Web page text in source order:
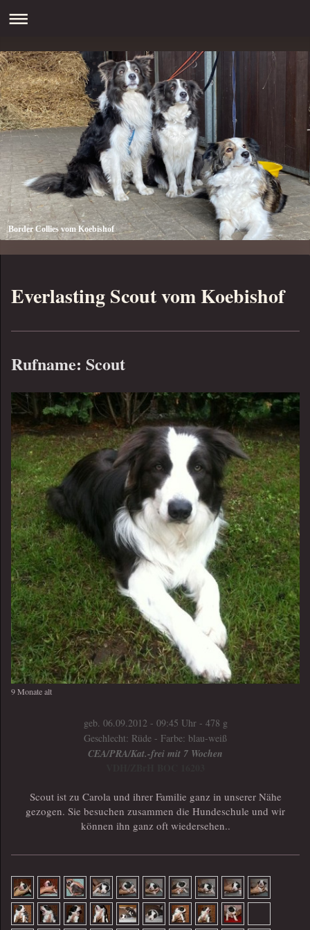
Border Collies vom Koebishof
Everlasting Scout vom Koebishof
Rufname: Scout
9 Monate alt
geb. 06.09.2012 - 09:45 Uhr - 478 g
Geschlecht: Rüde - Farbe: blau-weiß
CEA/PRA/Kat.-frei mit 7 Wochen
Scout ist zu Carola und ihrer Familie ganz in unserer Nähe
gezogen. Sie besuchen zusammen die Hundeschule und wir
können ihn ganz oft wiedersehen..